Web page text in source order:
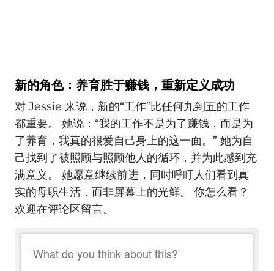
新的角色：养育胜于赚钱，重新定义成功
对 Jessie 来说，新的“工作”比任何九到五的工作
都重要。 她说：“我的工作不是为了赚钱，而是为
了养育，我真的很爱自己身上的这一面。” 她为自
己找到了被照顾与照顾他人的循环，并为此感到充
满意义。 她愿意继续前进，同时呼吁人们看到真
实的母职生活，而非屏幕上的光鲜。 你怎么看？
欢迎在评论区留言。